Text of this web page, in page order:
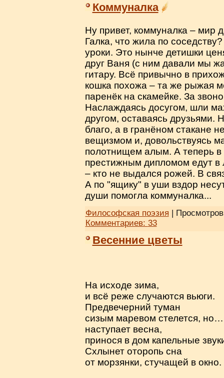
Коммуналка
Ну привет, коммуналка – мир
Галка, что жила по
уроки. Это нынче детишки
друг Ваня (с ним давали мы
гитару. Всё привычно в
кошка похожа – та же рыжая
паренёк на скамейке. За
Наслаждаясь досугом, шли
другом, оставаясь друзьями.
благо, а в гранёном стакане
вещизмом и, довольствуясь
полотнищем алым. А теперь в
престижным дипломом едут
– кто не выдался рожей. В
А по "ящику" в уши вздор
души помогла коммуналка...
Философская поэзия |
Комментариев: 33
Весенние цветы
На исходе зима,
и всё реже случаются вьюги.
Предвечерний туман
сизым маревом стелется, но…
наступает весна,
принося в дом капельные
Схлынет оторопь сна
от морзянки, стучащей в окно.